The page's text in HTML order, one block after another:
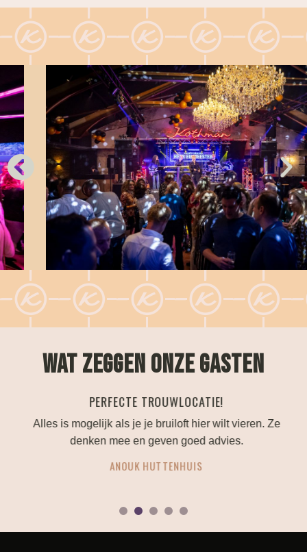
WAT ZEGGEN ONZE GASTEN
PERFECTE TROUWLOCATIE!
Alles is mogelijk als je je bruiloft hier wilt vieren. Ze
denken mee en geven goed advies.
ANOUK HUTTENHUIS